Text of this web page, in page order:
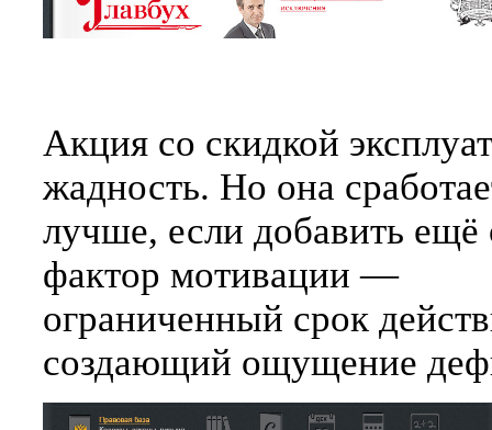
Акция со скидкой
жадность. Но она
лучше, если добавить ещё
фактор мотивации —
ограниченный срок
создающий ощущение